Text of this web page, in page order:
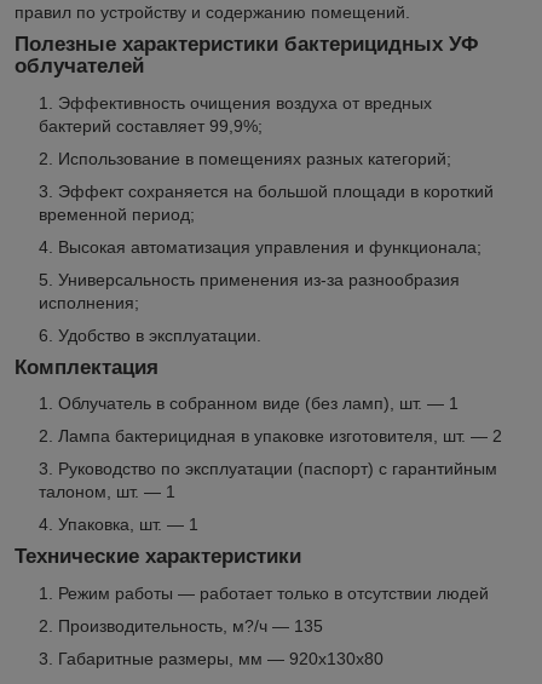
правил по устройству и содержанию помещений.
Полезные характеристики бактерицидных УФ
облучателей
Эффективность очищения воздуха от вредных
бактерий составляет 99,9%;
Использование в помещениях разных категорий;
Эффект сохраняется на большой площади в короткий
временной период;
Высокая автоматизация управления и функционала;
Универсальность применения из-за разнообразия
исполнения;
Удобство в эксплуатации.
Комплектация
Облучатель в собранном виде (без ламп), шт. — 1
Лампа бактерицидная в упаковке изготовителя, шт. — 2
Руководство по эксплуатации (паспорт) с гарантийным
талоном, шт. — 1
Упаковка, шт. — 1
Технические характеристики
Режим работы — работает только в отсутствии людей
Производительность, м?/ч — 135
Габаритные размеры, мм — 920х130х80